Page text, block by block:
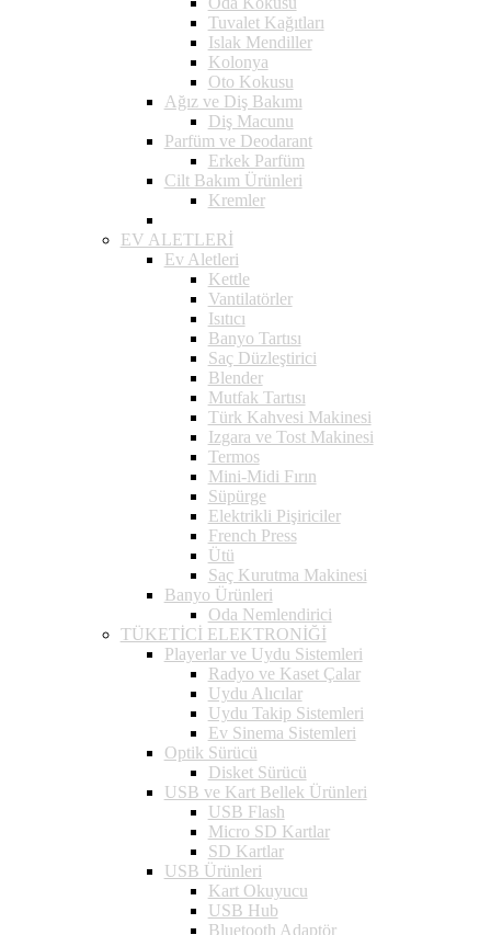
Tuvalet Kağıtları
Islak Mendiller
Kolonya
Oto Kokusu
Ağız ve Diş Bakımı
Diş Macunu
Parfüm ve Deodarant
Erkek Parfüm
Cilt Bakım Ürünleri
Kremler
EV ALETLERİ
Ev Aletleri
Kettle
Vantilatörler
Isıtıcı
Banyo Tartısı
Saç Düzleştirici
Blender
Mutfak Tartısı
Türk Kahvesi Makinesi
Izgara ve Tost Makinesi
Termos
Mini-Midi Fırın
Süpürge
Elektrikli Pişiriciler
French Press
Ütü
Saç Kurutma Makinesi
Banyo Ürünleri
Oda Nemlendirici
TÜKETİCİ ELEKTRONİĞİ
Playerlar ve Uydu Sistemleri
Radyo ve Kaset Çalar
Uydu Alıcılar
Uydu Takip Sistemleri
Ev Sinema Sistemleri
Optik Sürücü
Disket Sürücü
USB ve Kart Bellek Ürünleri
USB Flash
Micro SD Kartlar
SD Kartlar
USB Ürünleri
Kart Okuyucu
USB Hub
Bluetooth Adaptör